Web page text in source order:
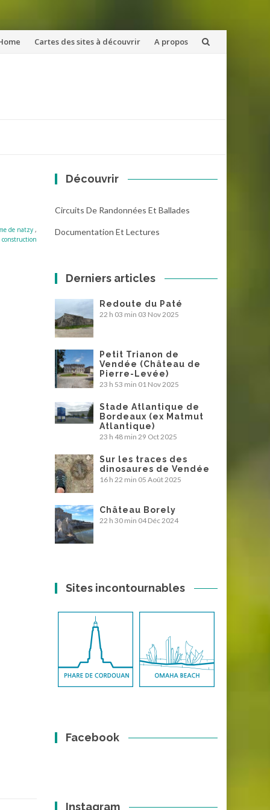
Cartes des sites à découvrir A propos
de natzy ,
construction
Découvrir
Circuits De Randonnées Et Ballades
Documentation Et Lectures
Derniers articles
Redoute du Paté
22 h 03 min 03 Nov 2025
Petit Trianon de
Vendée (Château de
Pierre-Levée)
23 h 53 min 01 Nov 2025
Stade Atlantique de
Bordeaux (ex Matmut
Atlantique)
23 h 48 min 29 Oct 2025
Sur les traces des
dinosaures de Vendée
16 h 22 min 05 Août 2025
Château Borely
22 h 30 min 04 Déc 2024
Sites incontournables
Facebook
Instagram